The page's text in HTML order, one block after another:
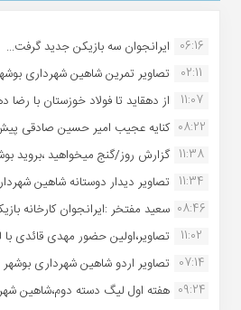
06:16 ایرانجوان سه بازیکن جدید گرفت...
02:11
تصاویر تمرین شاهین شهردارى
11:07
از دهقاید تا فولاد خوزستان با رضا
08:22 کنایه عجیب امیر حسین صادقی
11:38 گزارش روز/گنج میخواهید ،بروید
11:34 تصاویر دیدار دوستانه شاهین
08:46 سعید مفتخر :ایرانجوان کارخانه
11:02
تصاویر،اولین حضور مهدی قائدی با
07:14 تصاویر اردو شاهین شهرداری
09:24 هفته اول لیگ دسته دوم،شاهین